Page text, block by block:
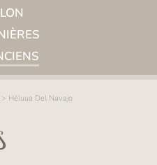
> Héluua Del Navajo